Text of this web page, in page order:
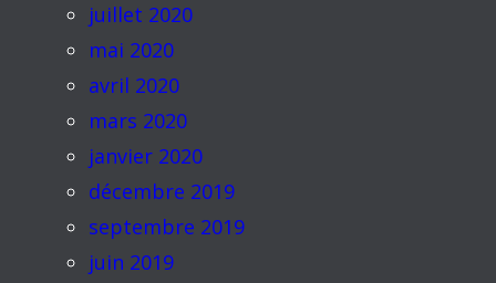
juillet 2020
mai 2020
avril 2020
mars 2020
janvier 2020
décembre 2019
septembre 2019
juin 2019